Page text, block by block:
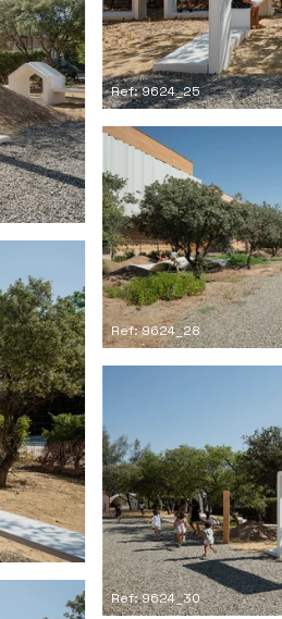
Ref: 9624_25
Ref: 9624_28
Ref: 9624_30